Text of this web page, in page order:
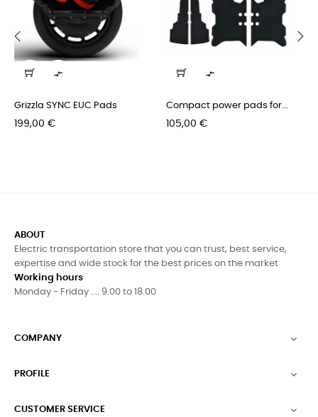

Grizzla SYNC EUC Pads
Pris
199,00 €

Compact power pads for...
Pris
105,00 €
ABOUT
Electric transportation store that you can trust, best service,
expertise and wide stock for the best prices on the market
Working hours
Monday - Friday .... 9.00 to 18.00
COMPANY 
PROFILE 
CUSTOMER SERVICE 